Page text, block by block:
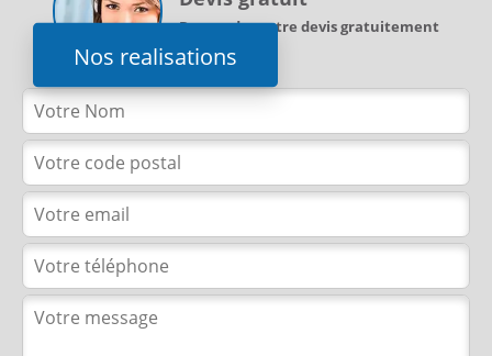
Nos realisations
Demandez votre devis gratuitement